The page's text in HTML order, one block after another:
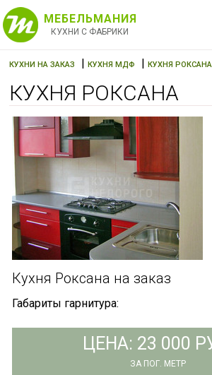
МЕБЕЛЬМАНИЯ
КУХНИ С ФАБРИКИ
КУХНИ НА ЗАКАЗ |КУХНЯ МДФ |КУХНЯ РОКСАНА
КУХНЯ РОКСАНА
Кухня Роксана на заказ
Габариты гарнитура:
ЦЕНА: 23 000
ЗА ПОГ. МЕТР